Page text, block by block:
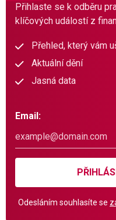
Přihlaste se k odběru
klíčových událostí z
Přehled, který vám
Aktuální dění
Jasná data
Email:
Odesláním souhlasíte se